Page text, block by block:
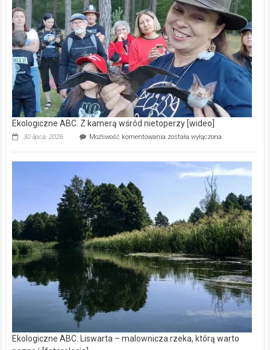
skarb
natury
[wideo]
Ekologiczne ABC. Z kamerą wśród nietoperzy [wideo]
30 lipca, 2026 Możliwość komentowania Ekologiczne
kamerą
wśród
została wyłączona
Ekologiczne ABC. Liswarta – malownicza rzeka, którą warto